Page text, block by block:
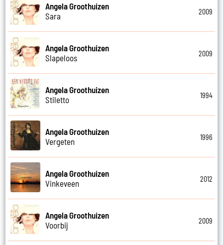
Angela Groothuizen
Sara
2009
Angela Groothuizen
Slapeloos
2009
Angela Groothuizen
Stiletto
1994
Angela Groothuizen
Vergeten
1996
Angela Groothuizen
Vinkeveen
2012
Angela Groothuizen
Voorbij
2009